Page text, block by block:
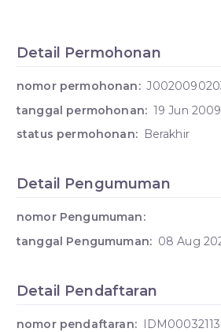
Detail Permohonan
nomor permohonan:
tanggal permohonan: 19 Jun 2009
status permohonan: Berakhir
Detail Pengumuman
nomor Pengumuman:
tanggal Pengumuman: 08 Aug
Detail Pendaftaran
nomor pendaftaran: